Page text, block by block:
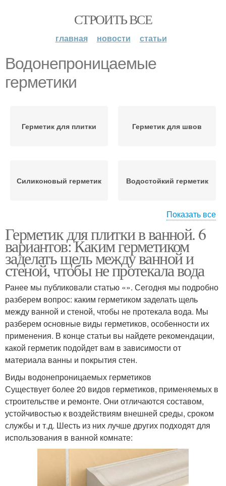
СТРОИТЬ ВСЕ
главная новости статьи
Водонепроницаемые
герметики
Герметик для плитки Герметик для швов
Силиконовый герметик Водостойкий герметик
Герметик для металла
Показать все
Герметик для плитки в ванной. 6
вариантов: Каким герметиком
заделать щель между ванной и
стеной, чтобы не протекала вода
Ранее мы публиковали статью «». Сегодня мы подробно
разберем вопрос: каким герметиком заделать щель
между ванной и стеной, чтобы не протекала вода. Мы
разберем основные виды герметиков, особенности их
применения. В конце статьи вы найдете рекомендации,
какой герметик подойдет вам в зависимости от
материала ванны и покрытия стен.
Виды водонепроницаемых герметиков
Существует более 20 видов герметиков, применяемых в
строительстве и ремонте. Они отличаются составом,
устойчивостью к воздействиям внешней среды, сроком
службы и т.д. Шесть из них лучше других подходят для
использования в ванной комнате: